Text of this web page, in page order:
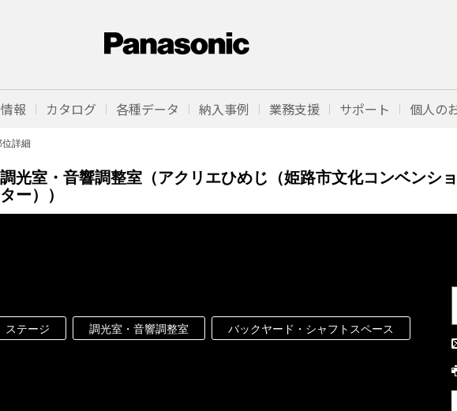
報 カタログ 各種データ 納入事例 業務支援 サポート 個人の
位詳細
調光室・音響調整室（アクリエひめじ（姫路市文化コンベンシ
ター））
ステージ 調光室・音響調整室 バックヤード・シャフトスペース